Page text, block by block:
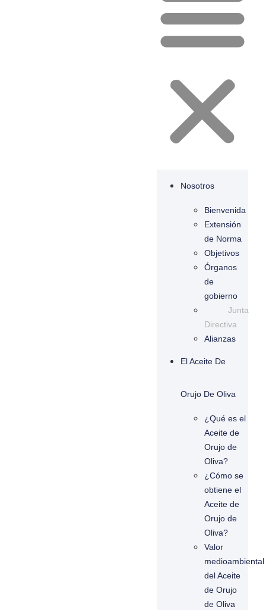
Nosotros
Bienvenida
Extensión
de Norma
Objetivos
Órganos
de
gobierno
Junta
Directiva
Alianzas
El Aceite De
Orujo De Oliva
¿Qué es el
Aceite de
Orujo de
Oliva?
¿Cómo se
obtiene el
Aceite de
Orujo de
Oliva?
Valor
medioambiental
del Aceite
de Orujo
de Oliva